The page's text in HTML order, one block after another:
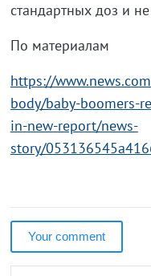
стандартных доз и
По материалам
https://
body/baby-boomers-
in-new-report/news-
story/
Your comment